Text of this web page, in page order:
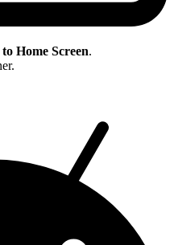
Home Screen.